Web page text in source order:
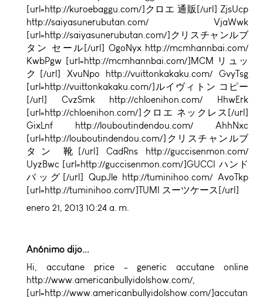
[url=http://kuroebaggu.com/]クロエ 通販[/url] ZjsUcp
http://saiyasunerubutan.com/ VjaWwk
[url=http://saiyasunerubutan.com/]クリスチャンルブ
タン セール[/url] OgoNyx http://mcmhannbai.com/
KwbPgw [url=http://mcmhannbai.com/]MCM リュッ
ク[/url] XvuNpo http://vuittonkakaku.com/ GvyTsg
[url=http://vuittonkakaku.com/]ルイヴィトン コピー
[/url] CvzSmk http://chloenihon.com/ HhwErk
[url=http://chloenihon.com/]クロエ ネックレス[/url]
GixLnf http://louboutindendou.com/ AhhNxc
[url=http://louboutindendou.com/]クリスチャンルブ
タン 靴[/url] CadRns http://guccisenmon.com/
UyzBwc [url=http://guccisenmon.com/]GUCCI ハンド
バッグ[/url] QupJle http://tuminihoo.com/ AvoTkp
[url=http://tuminihoo.com/]TUMI スーツケース[/url]
enero 21, 2013 10:24 a. m.
Anónimo dijo...
Hi, accutane price- generic accutane online
http://www.americanbullyidolshow.com/,
[url=http://www.americanbullyidolshow.com/]accutan